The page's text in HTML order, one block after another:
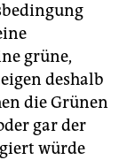
grüne,
deshalb
die Grünen
gar der
würde